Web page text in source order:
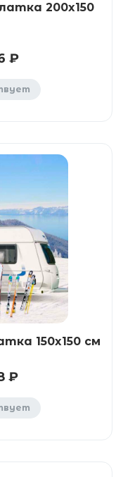
200x150
₽
150x150 см
₽